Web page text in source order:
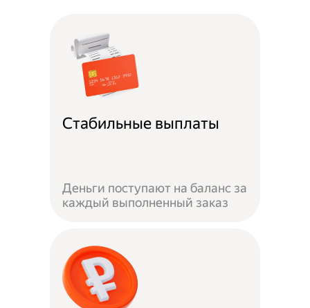
Стабильные выплаты
Деньги поступают на баланс за
каждый выполненный заказ